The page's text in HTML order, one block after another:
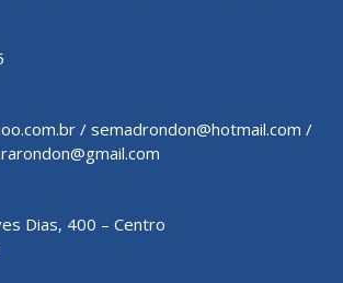
/ semadrondon@hotmail.com /
Dias, 400 – Centro